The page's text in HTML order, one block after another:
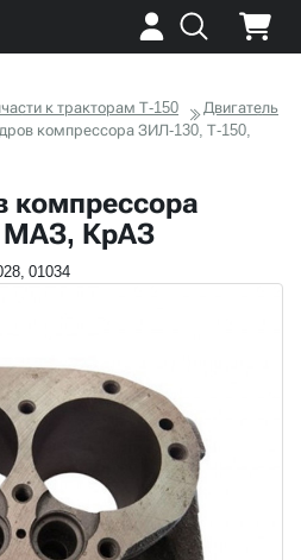
к тракторам Т-150
Двигатель
компрессора ЗИЛ-130, Т-150,
компрессора
МАЗ, КрАЗ
01034